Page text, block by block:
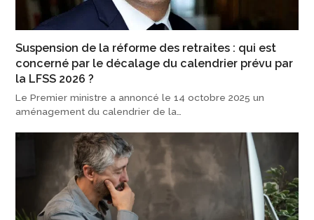
Suspension de la réforme des retraites : qui est
concerné par le décalage du calendrier prévu par
la LFSS 2026 ?
Le Premier ministre a annoncé le 14 octobre 2025 un
aménagement du calendrier de la…